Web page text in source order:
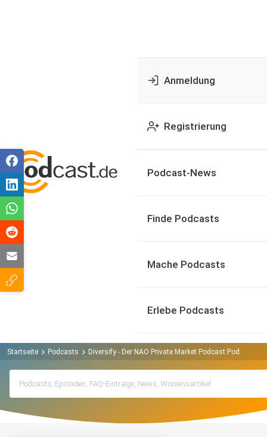
Anmeldung
Registrierung
Podcast-News
Finde Podcasts
Mache Podcasts
Erlebe Podcasts
Startseite Podcasts Diversify - Der NAO Private Market Podcast Podcast